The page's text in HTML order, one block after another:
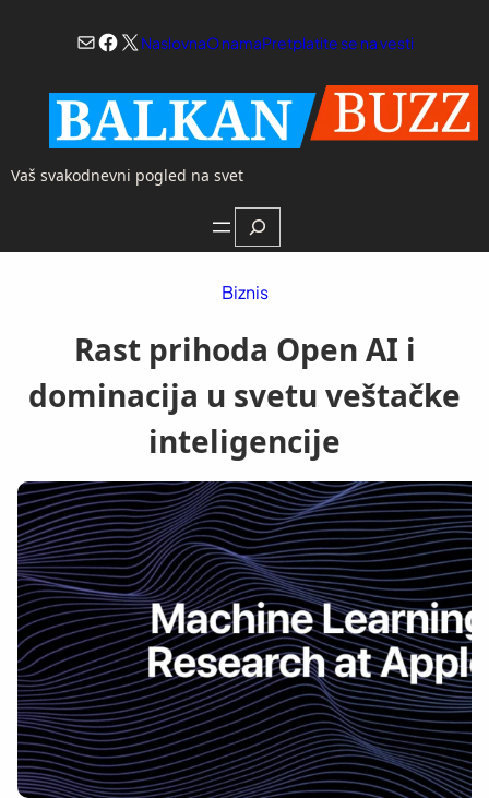
Mail
Facebook
X NaslovnaO namaPretplatite se na vesti
Vaš svakodnevni pogled na svet
Search
Biznis
Rast prihoda Open AI i
dominacija u svetu veštačke
inteligencije